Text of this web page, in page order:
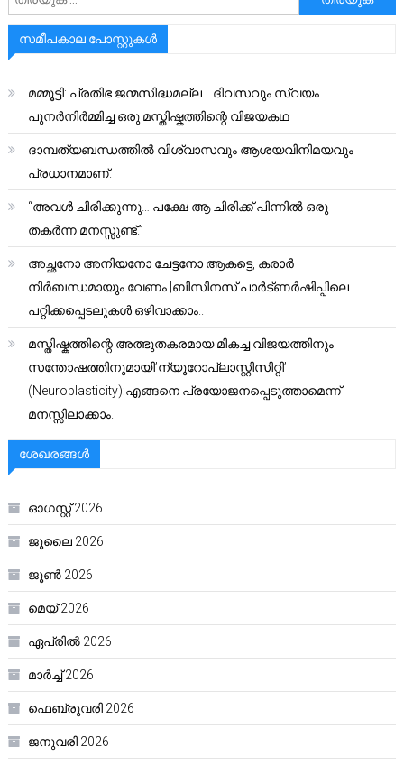
സമീപകാല പോസ്റ്റുകൾ
മമ്മൂട്ടി: പ്രതിഭ ജന്മസിദ്ധമല്ല… ദിവസവും സ്വയം
പുനർനിർമ്മിച്ച ഒരു മസ്തിഷ്കത്തിന്റെ വിജയകഥ
ദാമ്പത്യബന്ധത്തിൽ വിശ്വാസവും ആശയവിനിമയവും
പ്രധാനമാണ്.
“അവൾ ചിരിക്കുന്നു… പക്ഷേ ആ ചിരിക്ക് പിന്നിൽ ഒരു
തകർന്ന മനസ്സുണ്ട്.”
അച്ഛനോ അനിയനോ ചേട്ടനോ ആകട്ടെ, കരാർ
നിർബന്ധമായും വേണം |ബിസിനസ് പാർട്ണർഷിപ്പിലെ
പറ്റിക്കപ്പെടലുകൾ ഒഴിവാക്കാം..
മസ്തിഷ്കത്തിന്റെ അത്ഭുതകരമായ മികച്ച വിജയത്തിനും
സന്തോഷത്തിനുമായി’ന്യൂറോപ്ലാസ്റ്റിസിറ്റി’
(Neuroplasticity):എങ്ങനെ പ്രയോജനപ്പെടുത്താമെന്ന്
മനസ്സിലാക്കാം.
ശേഖരങ്ങൾ
ഓഗസ്റ്റ്‌ 2026
ജൂലൈ 2026
ജൂൺ 2026
മെയ്‌ 2026
ഏപ്രിൽ 2026
മാർച്ച്‌ 2026
ഫെബ്രുവരി 2026
ജനുവരി 2026